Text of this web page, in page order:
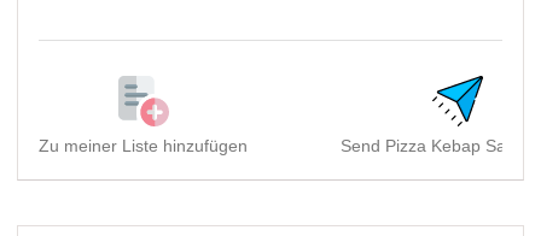
Zu meiner Liste hinzufügen Send Pizza Kebap Samo,